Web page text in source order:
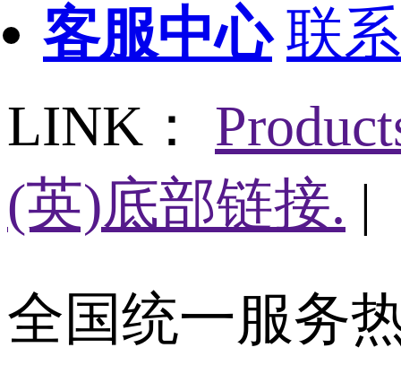
客服中心 联
LINK：
(英)底部链接. |
全国统一服务